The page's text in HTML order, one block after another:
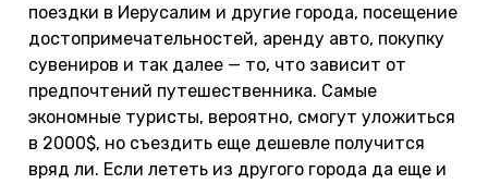
поездки в Иерусалим и другие города, посещение
достопримечательностей, аренду авто, покупку
сувениров и так далее — то, что зависит от
предпочтений путешественника. Самые
экономные туристы, вероятно, смогут уложиться
в 2000$, но съездить еще дешевле получится
вряд ли. Если лететь из другого города да еще и